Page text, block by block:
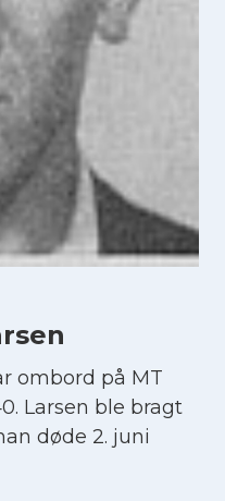
ombord på MT
Larsen ble bragt
døde 2. juni